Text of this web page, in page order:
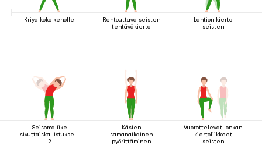
Kriya koko keholle
Rentouttava seisten
tehtäväkierto
Lantion kierto
seisten
Seisomaliike
sivuttaiskallistuksella
2
Käsien
samanaikainen
pyörittäminen
Vuorottelevat lonkan
kiertoliikkeet
seisten